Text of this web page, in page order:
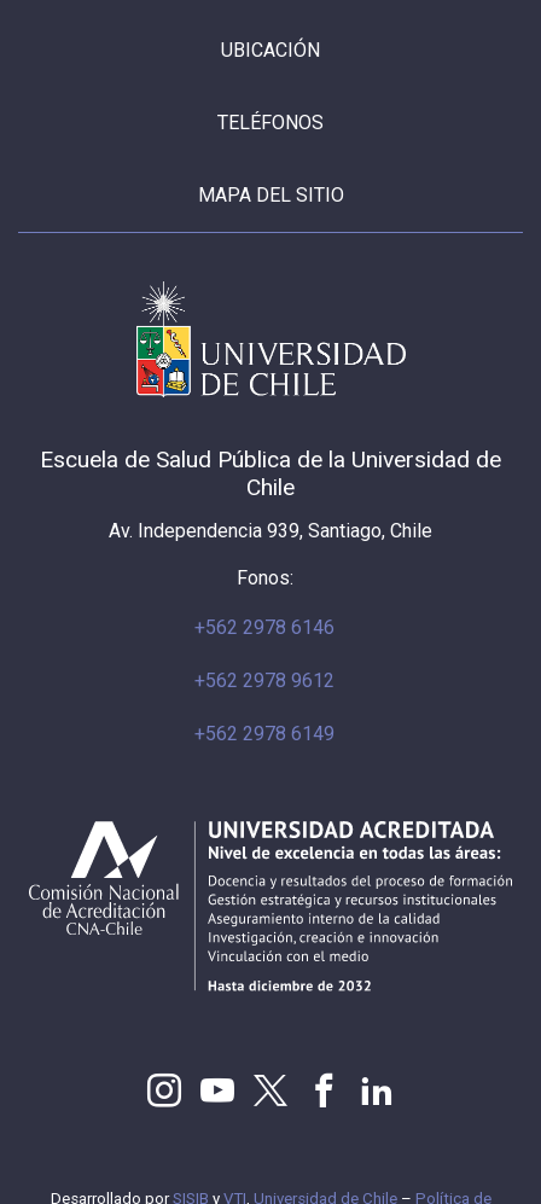
UBICACIÓN
TELÉFONOS
MAPA DEL SITIO
Escuela de Salud Pública de la Universidad de
Chile
Av. Independencia 939, Santiago, Chile
Fonos:
+562 2978 6146
+562 2978 9612
+562 2978 6149
Desarrollado porSISIB y VTI Universidad de Chile– Política de